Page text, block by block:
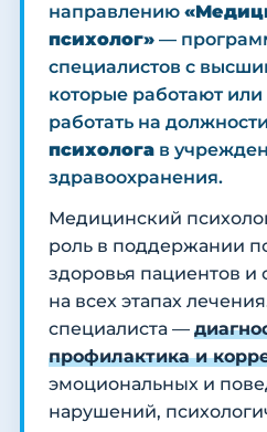
направлению
психолог» —
специалистов с
которые работают
работать на должности
психолога в
здравоохранения.
Медицинский
роль в поддержании
здоровья пациентов
на всех этапах
специалиста —
профилактика и
эмоциональных и
нарушений,